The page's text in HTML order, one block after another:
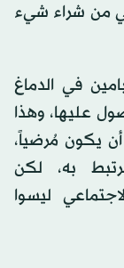
من شراء شيء
في الدماغ
عليها، وهذا
يكون مُرضياً،
به، لكن
ليسوا